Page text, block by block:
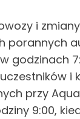
i
porannych
godzinach
i
przy
9:00,